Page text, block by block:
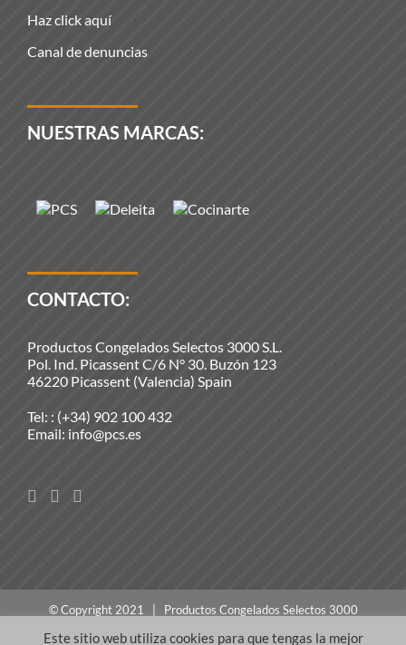
Haz click aquí
Canal de denuncias
NUESTRAS MARCAS:
CONTACTO:
Productos Congelados Selectos 3000 S.L.
Pol. Ind. Picassent C/6 N° 30. Buzón 123
46220 Picassent (Valencia) Spain
Tel: : (+34) 902 100 432
Email: info@pcs.es
© Copyright 2021 | Productos Congelados Selectos 3000
Este sitio web utiliza cookies para que tengas la mejor